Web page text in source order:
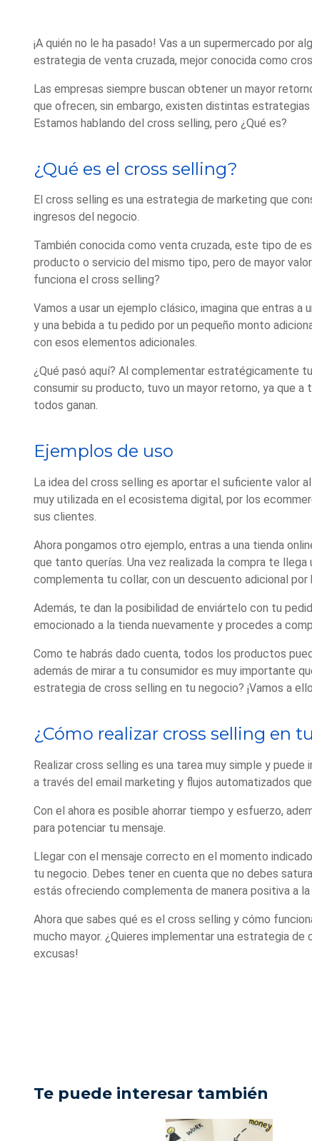
¡A quién no le ha pasado! Vas a un supermercado por
estrategia de venta cruzada, mejor conocida como
Las empresas siempre buscan obtener un mayor
que ofrecen, sin embargo, existen distintas
Estamos hablando del cross selling, pero ¿Qué es?
¿Qué es el cross selling?
El cross selling es una estrategia de marketing que
ingresos del negocio.
También conocida como venta cruzada, este tipo de
producto o servicio del mismo tipo, pero de mayor
funciona el cross selling?
Vamos a usar un ejemplo clásico, imagina que entras
y una bebida a tu pedido por un pequeño monto
con esos elementos adicionales.
¿Qué pasó aquí? Al complementar estratégicamente
consumir su producto, tuvo un mayor retorno, ya que
todos ganan.
Ejemplos de uso
La idea del cross selling es aportar el suficiente valor
muy utilizada en el ecosistema digital, por los
sus clientes.
Ahora pongamos otro ejemplo, entras a una tienda
que tanto querías. Una vez realizada la compra te
complementa tu collar, con un descuento adicional por
Además, te dan la posibilidad de enviártelo con tu
emocionado a la tienda nuevamente y procedes a
Como te habrás dado cuenta, todos los productos
además de mirar a tu consumidor es muy importante
estrategia de cross selling en tu negocio? ¡Vamos a
¿Cómo realizar cross selling en
Realizar cross selling es una tarea muy simple y
a través del email marketing y flujos automatizados
Con el ahora es posible ahorrar tiempo y esfuerzo,
para potenciar tu mensaje.
Llegar con el mensaje correcto en el momento
tu negocio. Debes tener en cuenta que no debes
estás ofreciendo complementa de manera positiva a
Ahora que sabes qué es el cross selling y cómo
mucho mayor. ¿Quieres implementar una estrategia
excusas!
Te puede interesar también